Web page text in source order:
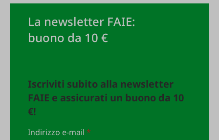
La newsletter FAIE:
buono da 10 €
Iscriviti subito alla newsletter
FAIE e assicurati un buono da 10
€!
Indirizzo e-mail*